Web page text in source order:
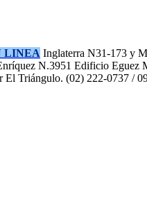
LINEA Inglaterra N31-173 y
N.3951 Edificio Eguez
El Triángulo. (02) 222-0737 /